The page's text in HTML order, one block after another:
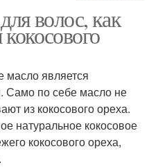
Маска для сухого типа
Питательная маска
волос, как
масло является
Само по себе масло не
из кокосового ореха.
натуральное кокосовое
кокосового ореха,